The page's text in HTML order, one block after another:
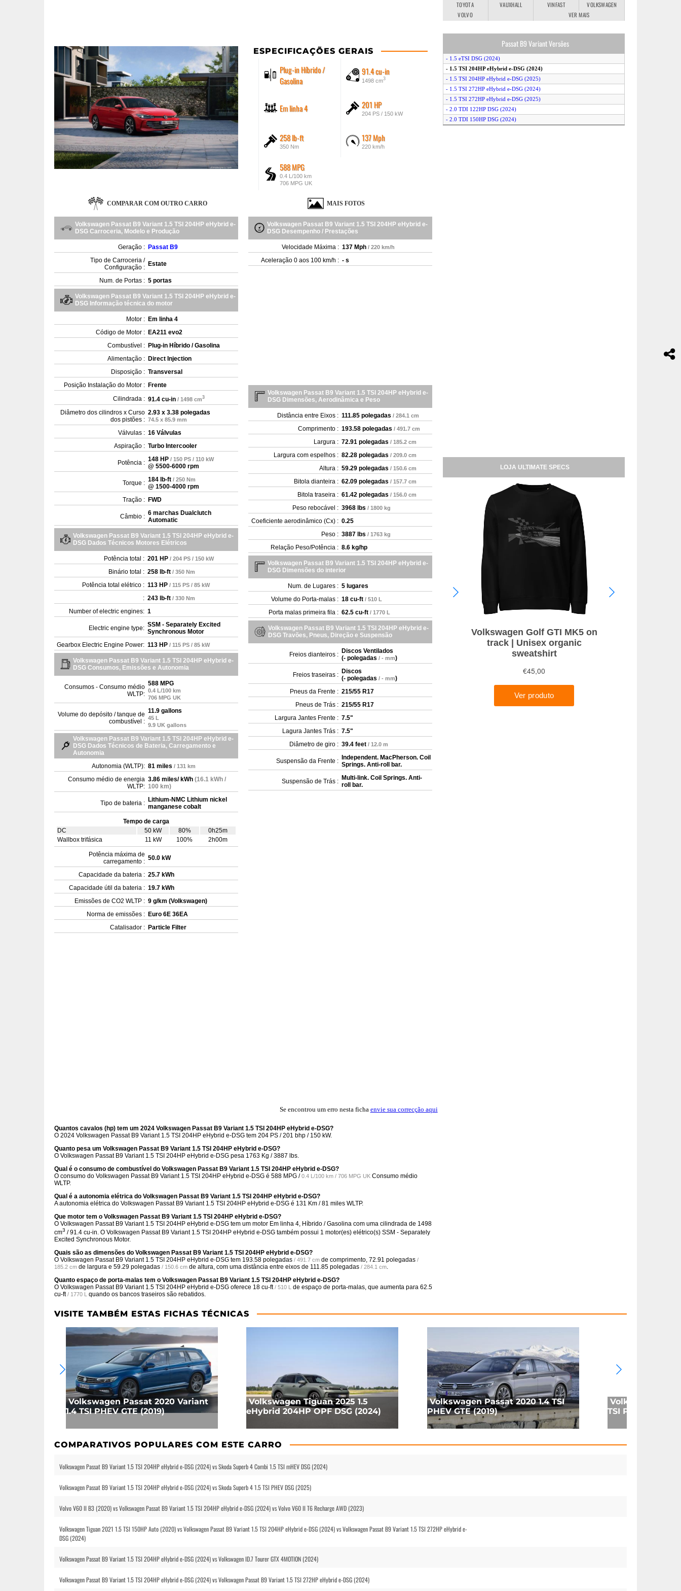
ESPECIFICAÇÕES GERAIS
Plug-in Híbrido /
Gasolina
91.4 cu-in
1498 cm3
Em linha 4 201 HP
204 PS / 150 kW
258 lb-ft
350 Nm
137 Mph
220 km/h
588 MPG
0.4 L/100 km
706 MPG UK
COMPARAR COM OUTRO CARRO MAIS FOTOS
Volkswagen Passat B9 Variant 1.5 TSI 204HP eHybrid e-
DSG Carroceria, Modelo e Produção
Geração : Passat B9
Tipo de Carroceria /
Configuração : Estate
Num. de Portas : 5 portas
Volkswagen Passat B9 Variant 1.5 TSI 204HP eHybrid e-
DSG Informação técnica do motor
Motor : Em linha 4
Código de Motor : EA211 evo2
Combustível : Plug-in Híbrido / Gasolina
Alimentação : Direct Injection
Disposição : Transversal
Posição Instalação do Motor : Frente
Cilindrada : 91.4 cu-in / 1498 cm3
Diâmetro dos cilindros x Curso
dos pistões :
2.93 x 3.38 polegadas
74.5 x 85.9 mm
Válvulas : 16 Válvulas
Aspiração : Turbo Intercooler
Potência : 148 HP / 150 PS / 110 kW
@ 5500-6000 rpm
Torque : 184 lb-ft / 250 Nm
@ 1500-4000 rpm
Tração : FWD
Câmbio : 6 marchas Dualclutch
Automatic
Volkswagen Passat B9 Variant 1.5 TSI 204HP eHybrid e-
DSG Dados Técnicos Motores Elétricos
Potência total : 201 HP / 204 PS / 150 kW
Binário total : 258 lb-ft / 350 Nm
Potência total elétrico : 113 HP / 115 PS / 85 kW
: 243 lb-ft / 330 Nm
Number of electric engines: 1
Electric engine type: SSM - Separately Excited
Synchronous Motor
Gearbox Electric Engine Power: 113 HP / 115 PS / 85 kW
Volkswagen Passat B9 Variant 1.5 TSI 204HP eHybrid e-
DSG Consumos, Emissões e Autonomia
Consumos - Consumo médio
WLTP:
588 MPG
0.4 L/100 km
706 MPG UK
Volume do depósito / tanque de
combustível :
11.9 gallons
45 L
9.9 UK gallons
Volkswagen Passat B9 Variant 1.5 TSI 204HP eHybrid e-
DSG Dados Técnicos de Bateria, Carregamento e
Autonomia
Autonomia (WLTP): 81 miles / 131 km
Consumo médio de energia
WLTP:
3.86 miles/ kWh (16.1 kWh /
100 km)
Tipo de bateria : Lithium-NMC Lithium nickel
manganese cobalt
Tempo de carga
DC
50 kW 80%
0h25m
Wallbox trifásica
11 kW 100% 2h00m
Potência máxima de
carregamento : 50.0 kW
Capacidade da bateria : 25.7 kWh
Capacidade útil da bateria : 19.7 kWh
Emissões de CO2 WLTP : 9 g/km (Volkswagen)
Norma de emissões : Euro 6E 36EA
Catalisador : Particle Filter
Volkswagen Passat B9 Variant 1.5 TSI 204HP eHybrid e-
DSG Desempenho / Prestações
Velocidade Máxima : 137 Mph / 220 km/h
Aceleração 0 aos 100 km/h : - s
Volkswagen Passat B9 Variant 1.5 TSI 204HP eHybrid e-
DSG Dimensões, Aerodinâmica e Peso
Distância entre Eixos : 111.85 polegadas / 284.1 cm
Comprimento : 193.58 polegadas / 491.7 cm
Largura : 72.91 polegadas / 185.2 cm
Largura com espelhos : 82.28 polegadas / 209.0 cm
Altura : 59.29 polegadas / 150.6 cm
Bitola dianteira : 62.09 polegadas / 157.7 cm
Bitola traseira : 61.42 polegadas / 156.0 cm
Peso rebocável : 3968 lbs / 1800 kg
Coeficiente aerodinâmico (Cx) : 0.25
Peso : 3887 lbs / 1763 kg
Relação Peso/Potência : 8.6 kg/hp
Volkswagen Passat B9 Variant 1.5 TSI 204HP eHybrid e-
DSG Dimensões do interior
Num. de Lugares : 5 lugares
Volume do Porta-malas : 18 cu-ft / 510 L
Porta malas primeira fila : 62.5 cu-ft / 1770 L
Volkswagen Passat B9 Variant 1.5 TSI 204HP eHybrid e-
DSG Travões, Pneus, Direção e Suspensão
Freios dianteiros : Discos Ventilados
(- polegadas / - mm)
Freios traseiras : Discos
(- polegadas / - mm)
Pneus da Frente : 215/55 R17
Pneus de Trás : 215/55 R17
Largura Jantes Frente : 7.5"
Lagura Jantes Trás : 7.5"
Diâmetro de giro : 39.4 feet / 12.0 m
Suspensão da Frente :
Independent. MacPherson. Coil
Springs. Anti-roll bar.
Suspensão de Trás : Multi-link. Coil Springs. Anti-
roll bar.
Se encontrou um erro nesta ficha envie sua correcção aqui
Quantos cavalos (hp) tem um 2024 Volkswagen Passat B9 Variant 1.5 TSI 204HP eHybrid e-DSG?
O 2024 Volkswagen Passat B9 Variant 1.5 TSI 204HP eHybrid e-DSG tem 204 PS / 201 bhp / 150 kW.
Quanto pesa um Volkswagen Passat B9 Variant 1.5 TSI 204HP eHybrid e-DSG?
O Volkswagen Passat B9 Variant 1.5 TSI 204HP eHybrid e-DSG pesa 1763 Kg / 3887 lbs.
Qual é o consumo de combustível do Volkswagen Passat B9 Variant 1.5 TSI 204HP eHybrid e-DSG?
O consumo do Volkswagen Passat B9 Variant 1.5 TSI 204HP eHybrid e-DSG é 588 MPG /0.4 L/100 km / 706 MPG UK Consumo médio
WLTP.
Qual é a autonomia elétrica do Volkswagen Passat B9 Variant 1.5 TSI 204HP eHybrid e-DSG?
A autonomia elétrica do Volkswagen Passat B9 Variant 1.5 TSI 204HP eHybrid e-DSG é 131 Km / 81 miles WLTP.
Que motor tem o Volkswagen Passat B9 Variant 1.5 TSI 204HP eHybrid e-DSG?
O Volkswagen Passat B9 Variant 1.5 TSI 204HP eHybrid e-DSG tem um motor Em linha 4, Híbrido / Gasolina com uma cilindrada de 1498
cm3 / 91.4 cu-in. O Volkswagen Passat B9 Variant 1.5 TSI 204HP eHybrid e-DSG também possui 1 motor(es) elétrico(s) SSM - Separately
Excited Synchronous Motor.
Quais são as dimensões do Volkswagen Passat B9 Variant 1.5 TSI 204HP eHybrid e-DSG?
O Volkswagen Passat B9 Variant 1.5 TSI 204HP eHybrid e-DSG tem 193.58 polegadas / 491.7 cm de comprimento, 72.91 polegadas /
185.2 cm de largura e 59.29 polegadas / 150.6 cm de altura, com uma distância entre eixos de 111.85 polegadas / 284.1 cm.
Quanto espaço de porta-malas tem o Volkswagen Passat B9 Variant 1.5 TSI 204HP eHybrid e-DSG?
O Volkswagen Passat B9 Variant 1.5 TSI 204HP eHybrid e-DSG oferece 18 cu-ft / 510 L de espaço de porta-malas, que aumenta para 62.5
cu-ft / 1770 L quando os bancos traseiros são rebatidos.
TOYOTA
VAUXHALL VINFAST
VOLKSWAGEN
VOLVO
VER MAIS
Passat B9 Variant Versões
- 1.5 eTSI DSG (2024)
- 1.5 TSI 204HP eHybrid e-DSG (2024)
- 1.5 TSI 204HP eHybrid e-DSG (2025)
- 1.5 TSI 272HP eHybrid e-DSG (2024)
- 1.5 TSI 272HP eHybrid e-DSG (2025)
- 2.0 TDI 122HP DSG (2024)
- 2.0 TDI 150HP DSG (2024)
LOJA ULTIMATE SPECS
VISITE TAMBÉM ESTAS FICHAS TÉCNICAS
Volkswagen Passat 2020 Variant
1.4 TSI PHEV GTE (2019)
Volkswagen Tiguan 2025 1.5
eHybrid 204HP OPF DSG (2024)
Volkswagen Passat 2020 1.4 TSI
PHEV GTE (2019)
Volkswagen
TSI PHEV GTE
COMPARATIVOS POPULARES COM ESTE CARRO
Volkswagen Passat B9 Variant 1.5 TSI 204HP eHybrid e-DSG (2024) vs Skoda Superb 4 Combi 1.5 TSI mHEV DSG (2024)
Volkswagen Passat B9 Variant 1.5 TSI 204HP eHybrid e-DSG (2024) vs Skoda Superb 4 1.5 TSI PHEV DSG (2025)
Volvo V60 II B3 (2020) vs Volkswagen Passat B9 Variant 1.5 TSI 204HP eHybrid e-DSG (2024) vs Volvo V60 II T6 Recharge AWD (2023)
Volkswagen Tiguan 2021 1.5 TSI 150HP Auto (2020) vs Volkswagen Passat B9 Variant 1.5 TSI 204HP eHybrid e-DSG (2024) vs Volkswagen Passat B9 Variant 1.5 TSI 272HP eHybrid e-
DSG (2024)
Volkswagen Passat B9 Variant 1.5 TSI 204HP eHybrid e-DSG (2024) vs Volkswagen ID.7 Tourer GTX 4MOTION (2024)
Volkswagen Passat B9 Variant 1.5 TSI 204HP eHybrid e-DSG (2024) vs Volkswagen Passat B9 Variant 1.5 TSI 272HP eHybrid e-DSG (2024)